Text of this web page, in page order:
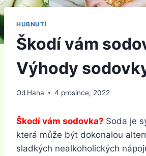
HUBNUTÍ
Škodí vám
Výhody
Od Hana 4 prosince, 2022
Škodí vám sodovka? Soda je
která může být dokonalou
sladkých nealkoholických